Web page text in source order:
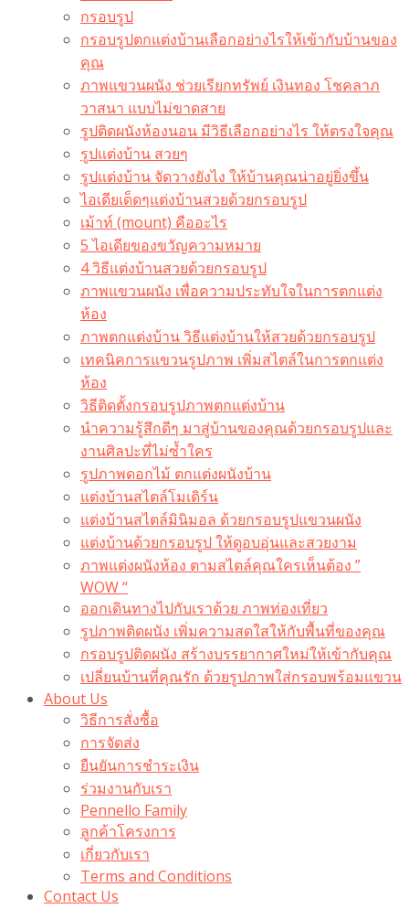
กรอบรูป
กรอบรูปตกแต่งบ้านเลือกอย่างไรให้เข้ากับบ้านของ
คุณ
ภาพแขวนผนัง ช่วยเรียกทรัพย์ เงินทอง โชคลาภ
วาสนา แบบไม่ขาดสาย
รูปติดผนังห้องนอน มีวิธีเลือกอย่างไร ให้ตรงใจคุณ
รูปแต่งบ้าน สวยๆ
รูปแต่งบ้าน จัดวางยังไง ให้บ้านคุณน่าอยู่ยิ่งขึ้น
ไอเดียเด็ดๆแต่งบ้านสวยด้วยกรอบรูป
เม้าท์ (mount) คืออะไร​
5 ไอเดียของขวัญความหมาย
4 วิธีแต่งบ้านสวยด้วยกรอบรูป
ภาพแขวนผนัง เพื่อความประทับใจในการตกแต่ง
ห้อง
ภาพตกแต่งบ้าน วิธีแต่งบ้านให้สวยด้วยกรอบรูป
เทคนิคการแขวนรูปภาพ เพิ่มสไตล์ในการตกแต่ง
ห้อง
วิธีติดตั้งกรอบรูปภาพตกแต่งบ้าน
นำความรู้สึกดีๆ มาสู่บ้านของคุณด้วยกรอบรูปและ
งานศิลปะที่ไม่ซ้ำใคร
รูปภาพดอกไม้ ตกแต่งผนังบ้าน
แต่งบ้านสไตล์โมเดิร์น
แต่งบ้านสไตล์มินิมอล ด้วยกรอบรูปแขวนผนัง
แต่งบ้านด้วยกรอบรูป ให้ดูอบอุ่นและสวยงาม
ภาพแต่งผนังห้อง ตามสไตล์คุณใครเห็นต้อง ”
WOW “
ออกเดินทางไปกับเราด้วย ภาพท่องเที่ยว
รูปภาพติดผนัง เพิ่มความสดใสให้กับพื้นที่ของคุณ
กรอบรูปติดผนัง สร้างบรรยากาศใหม่ให้เข้ากับคุณ
เปลี่ยนบ้านที่คุณรัก ด้วยรูปภาพใส่กรอบพร้อมแขวน​
About Us
วิธีการสั่งซื้อ
การจัดส่ง
ยืนยันการชำระเงิน
ร่วมงานกับเรา
Pennello Family
ลูกค้าโครงการ
เกี่ยวกับเรา
Terms and Conditions
Contact Us